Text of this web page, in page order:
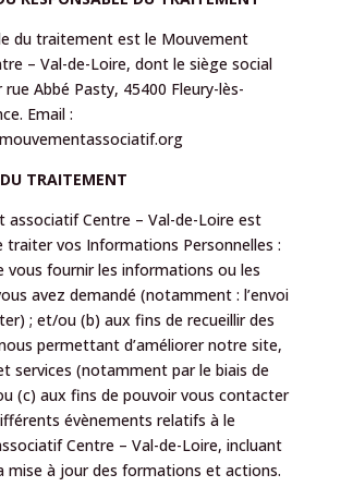
du traitement est le Mouvement
– Val-de-Loire, dont le siège social
Abbé Pasty, 45400 Fleury-lès-
Email :
TRAITEMENT
associatif Centre – Val-de-Loire est
traiter vos Informations Personnelles :
vous fournir les informations ou les
avez demandé (notamment : l’envoi
; et/ou (b) aux fins de recueillir des
permettant d’améliorer notre site,
services (notamment par le biais de
(c) aux fins de pouvoir vous contacter
évènements relatifs à le
Centre – Val-de-Loire, incluant
mise à jour des formations et actions.